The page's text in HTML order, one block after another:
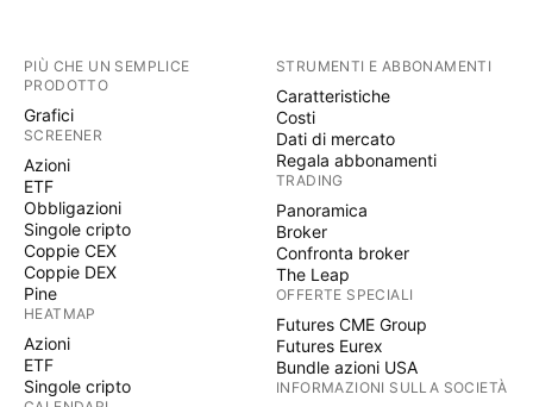
PIÙ CHE UN SEMPLICE
PRODOTTO
Grafici
SCREENER
Azioni
ETF
Obbligazioni
Singole cripto
Coppie CEX
Coppie DEX
Pine
HEATMAP
Azioni
ETF
Singole cripto
STRUMENTI E ABBONAMENTI
Caratteristiche
Costi
Dati di mercato
Regala abbonamenti
TRADING
Panoramica
Broker
Confronta broker
The Leap
OFFERTE SPECIALI
Futures CME Group
Futures Eurex
Bundle azioni USA
INFORMAZIONI SULLA SOCIETÀ